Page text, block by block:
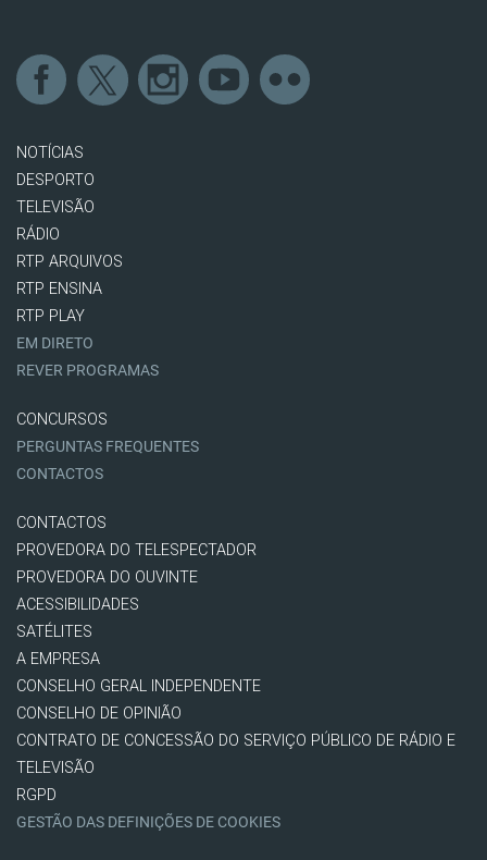
NOTÍCIAS
DESPORTO
TELEVISÃO
RÁDIO
RTP ARQUIVOS
RTP ENSINA
RTP PLAY
EM DIRETO
REVER PROGRAMAS
CONCURSOS
PERGUNTAS FREQUENTES
CONTACTOS
CONTACTOS
PROVEDORA DO TELESPECTADOR
PROVEDORA DO OUVINTE
ACESSIBILIDADES
SATÉLITES
A EMPRESA
CONSELHO GERAL INDEPENDENTE
CONSELHO DE OPINIÃO
CONTRATO DE CONCESSÃO DO SERVIÇO PÚBLICO DE RÁDIO E
TELEVISÃO
RGPD
GESTÃO DAS DEFINIÇÕES DE COOKIES